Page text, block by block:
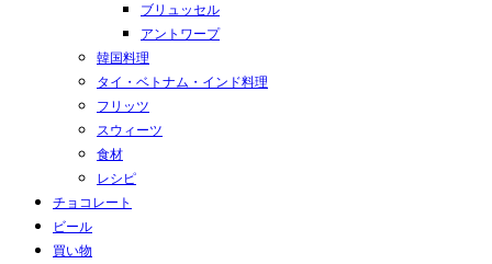
ブリュッセル
アントワープ
韓国料理
タイ・ベトナム・インド料理
フリッツ
スウィーツ
食材
レシピ
チョコレート
ビール
買い物